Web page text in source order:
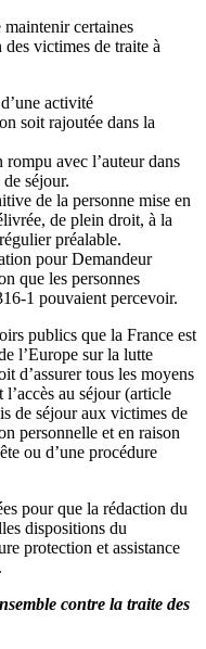
certaines
victimes de traite à
activité
soit rajoutée dans la
avec l’auteur dans
séjour.
de la personne mise en
de plein droit, à la
préalable.
pour Demandeur
que les personnes
1 pouvaient percevoir.
publics que la France est
l’Europe sur la lutte
d’assurer tous les moyens
au séjour (article
de séjour aux victimes de
personnelle et en raison
ou d’une procédure
pour que la rédaction du
dispositions du
protection et assistance
contre la traite des